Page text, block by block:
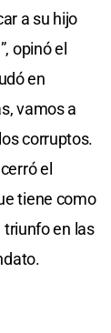
a su hijo
opinó el
en
vamos a
corruptos.
el
tiene como
triunfo en las